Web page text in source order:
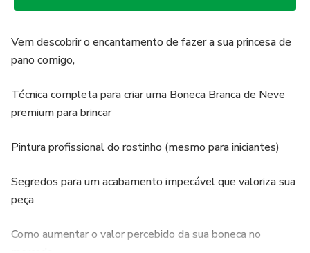
Vem descobrir o encantamento de fazer a sua princesa de
pano comigo,
Técnica completa para criar uma Boneca Branca de Neve
premium para brincar
Pintura profissional do rostinho (mesmo para iniciantes)
Segredos para um acabamento impecável que valoriza sua
peça
Como aumentar o valor percebido da sua boneca no